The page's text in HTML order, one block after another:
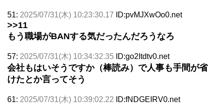
51: 2025/07/31(木) 10:23:30.17 ID:pvMJXwOo0.net
>>11
もう職場がBANする気だったんだろうなろ
57: 2025/07/31(木) 10:34:32.35 ID:go2Itdtv0.net
会社もはいそうですか（棒読み）で人事も手間が省
けたとか言ってそう
61: 2025/07/31(木) 10:39:02.22 ID:fNDGEIRV0.net